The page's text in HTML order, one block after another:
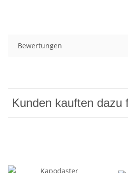
Bewertungen
Kunden kauften dazu